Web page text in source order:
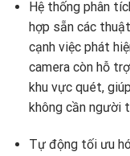
Hệ thống phân
hợp sẵn các
cạnh việc phát
camera còn hỗ
khu vực quét,
không cần người
Tự động tối ưu